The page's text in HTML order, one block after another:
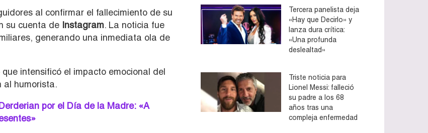
al confirmar el fallecimiento de su
su cuenta de Instagram. La noticia fue
generando una inmediata ola de
que intensificó el impacto emocional del
al humorista.
por el Día de la Madre: «A
Tercera panelista deja
«Hay que Decirlo» y
lanza dura crítica:
«Una profunda
deslealtad»
Triste noticia para
Lionel Messi: falleció
su padre a los 68
años tras una
compleja enfermedad